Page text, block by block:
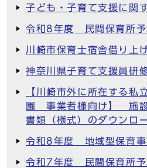
子ども・子育て支援に関
令和8年度 民間保育所予
川崎市保育士宿舎借り上
神奈川県子育て支援員研
【川崎市外に所在する私
園 事業者様向け】 施設
書類（様式）のダウンロ
令和8年度 地域型保育事
令和7年度 民間保育所予